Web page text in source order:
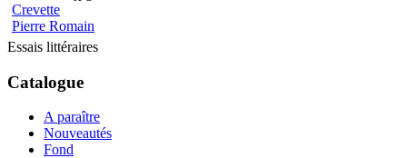
Crevette
Pierre Romain
Essais littéraires
Catalogue
A paraître
Nouveautés
Fond